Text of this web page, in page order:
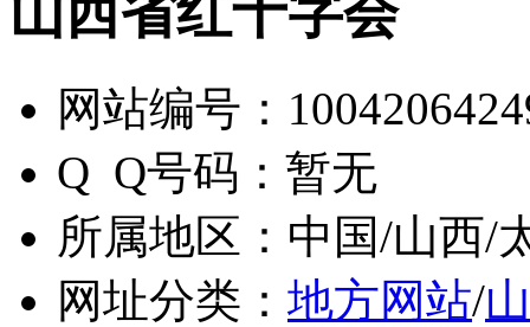
山西省红十字会
网站编号：
Q Q号码： 暂无
所属地区： 中国/山西/
网址分类： 地方网站/